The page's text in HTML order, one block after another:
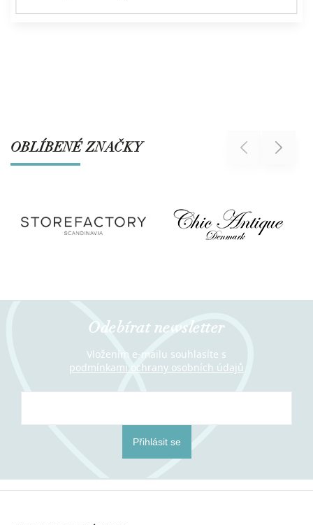
OBLÍBENÉ ZNAČKY Previous Next
Odebírat newsletter
Vložením e-mailu souhlasíte s
podmínkami ochrany osobních údajů
Přihlásit se